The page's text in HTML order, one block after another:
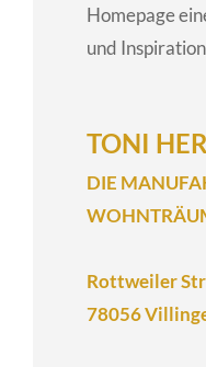
Homepage
und
TONI
DIE
Rottweiler
78056